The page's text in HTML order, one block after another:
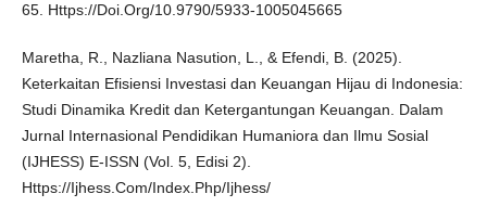
65. Https://Doi.Org/10.9790/5933-1005045665
Maretha, R., Nazliana Nasution, L., & Efendi, B. (2025).
Keterkaitan Efisiensi Investasi dan Keuangan Hijau di Indonesia:
Studi Dinamika Kredit dan Ketergantungan Keuangan. Dalam
Jurnal Internasional Pendidikan Humaniora dan Ilmu Sosial
(IJHESS) E-ISSN (Vol. 5, Edisi 2).
Https://Ijhess.Com/Index.Php/Ijhess/